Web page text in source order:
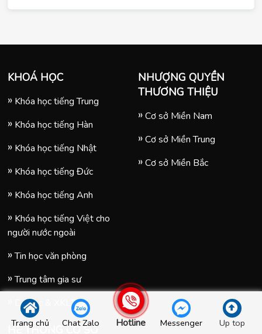
KHOÁ HỌC
Khóa học tiếng Trung
Khóa học tiếng Hàn
Khóa học tiếng Nhật
Khóa học tiếng Đức
Khóa học tiếng Anh
Khóa học tiếng Việt cho
người nước ngoài
Tin học văn phòng
Trung tâm gia sư
Du học & XKLD
NHƯỢNG QUYỀN
THƯƠNG THIỆU
Cơ sở Miền Nam
Cơ sở Miền Trung
Cơ sở Miền Bắc
HỆ THỐNG CƠ SỞ
Trang chủ Chat Zalo Hotline Messenger Up top